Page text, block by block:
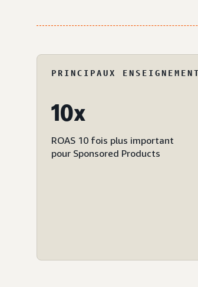
PRINCIPAUX
10x
ROAS 10 fois plus important
pour Sponsored Products